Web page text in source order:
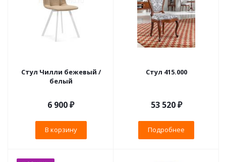
Стул Чилли бежевый /
белый
6 900₽
В корзину
Стул 415.000
53 520 ₽
Подробнее